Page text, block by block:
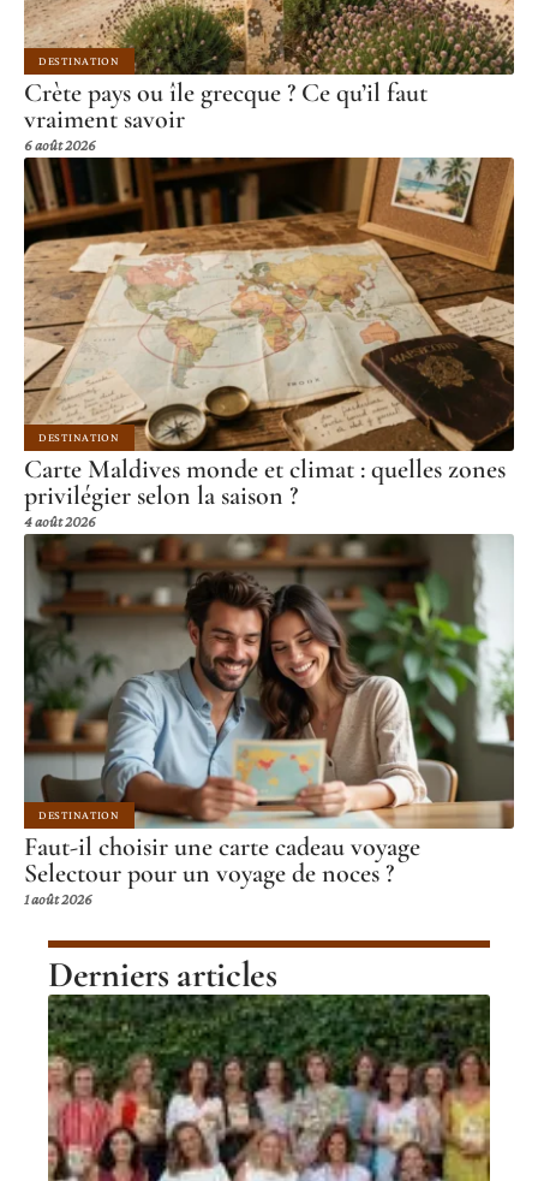
DESTINATION
Crète pays ou île grecque ? Ce qu’il faut
vraiment savoir
6 août 2026
DESTINATION
Carte Maldives monde et climat : quelles zones
privilégier selon la saison ?
4 août 2026
DESTINATION
Faut-il choisir une carte cadeau voyage
Selectour pour un voyage de noces ?
1 août 2026
Derniers articles